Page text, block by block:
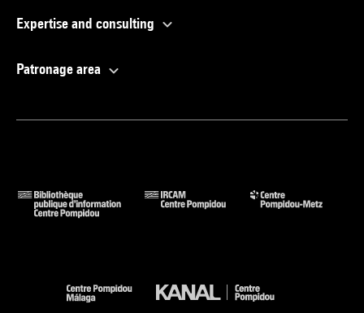
Expertise and consulting
Patronage area